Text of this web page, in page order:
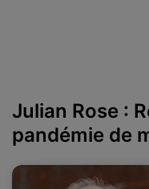
Julian Rose :
pandémie de